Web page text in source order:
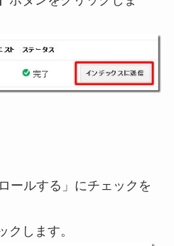
ールする」にチェックを
クします。